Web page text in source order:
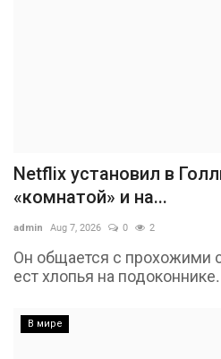
Netflix установил в
«комнатой» и на...
admin Aug 7, 2026 0 2
Он общается с прохожими
ест хлопья на подоконнике.
В мире